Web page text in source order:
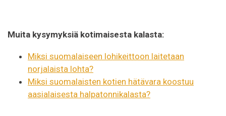
Muita kysymyksiä kotimaisesta kalasta:
Miksi suomalaiseen lohikeittoon laitetaan
norjalaista lohta?
Miksi suomalaisten kotien hätävara koostuu
aasialaisesta halpatonnikalasta?